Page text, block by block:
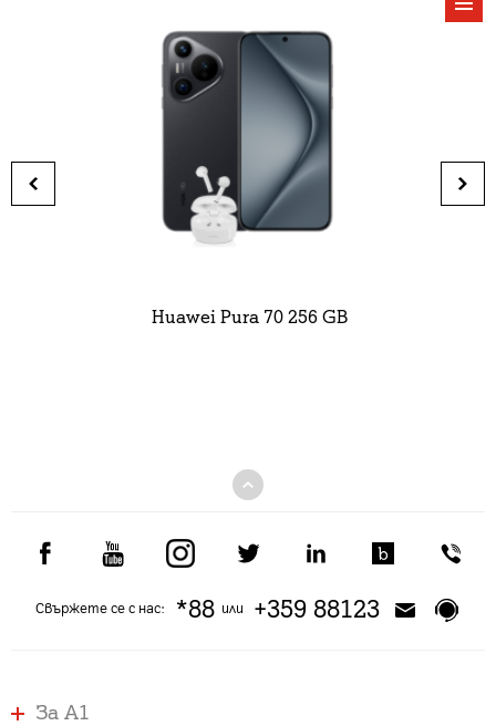
Huawei Pura 70 256 GB
Свържете се с нас: *88или +359 88123
За А1